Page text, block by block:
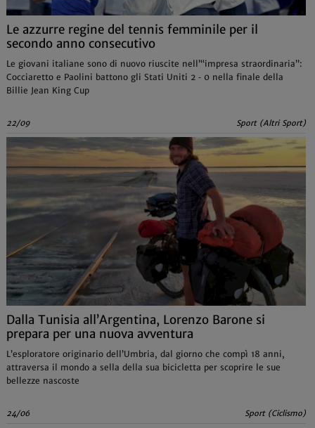
Le azzurre regine del tennis femminile per il
secondo anno consecutivo
Le giovani italiane sono di nuovo riuscite nell’“impresa straordinaria”:
Cocciaretto e Paolini battono gli Stati Uniti 2 ‑ 0 nella finale della
Billie Jean King Cup
22/09 Sport (Altri Sport)
Dalla Tunisia all’Argentina, Lorenzo Barone si
prepara per una nuova avventura
L’esploratore originario dell’Umbria, dal giorno che compì 18 anni,
attraversa il mondo a sella della sua bicicletta per scoprire le sue
bellezze nascoste
24/06 Sport (Ciclismo)